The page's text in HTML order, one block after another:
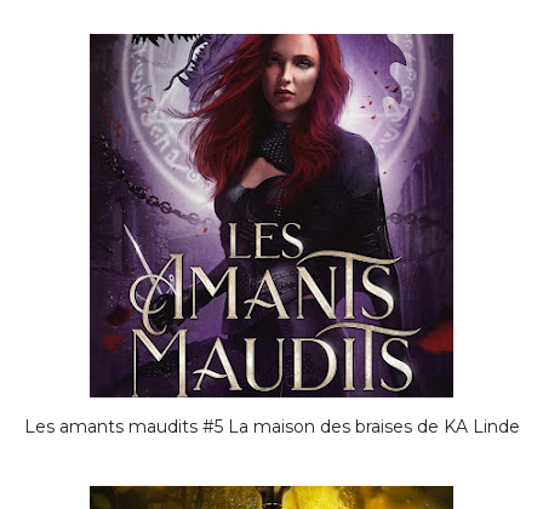
Les amants maudits #5 La maison des braises de KA Linde